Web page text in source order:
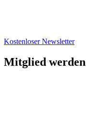
Kostenloser Newsletter
Mitglied werden